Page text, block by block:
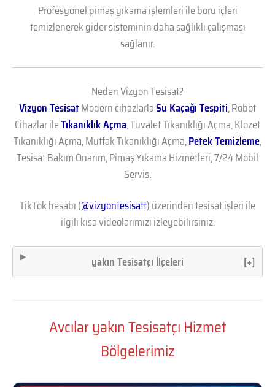
Profesyonel pimaş yıkama işlemleri ile boru içleri
temizlenerek gider sisteminin daha sağlıklı çalışması
sağlanır.
Neden Vizyon Tesisat?
Vizyon TesisatModern cihazlarlaSu Kaçağı Tespiti, Robot
Cihazlar ileTıkanıklık Açma, Tuvalet Tıkanıklığı Açma, Klozet
Tıkanıklığı Açma, Mutfak Tıkanıklığı Açma,Petek Temizleme,
Tesisat Bakım Onarım, Pimaş Yıkama Hizmetleri, 7/24 Mobil
Servis.
TikTok hesabı (@vizyontesisatt) üzerinden tesisat işleri ile
ilgili kısa videolarımızı izleyebilirsiniz.
yakın Tesisatçı İlçeleri [+]
Avcılar yakın Tesisatçı Hizmet
Bölgelerimiz